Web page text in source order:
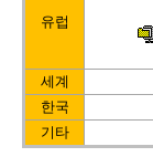
유럽
세계
한국
기타